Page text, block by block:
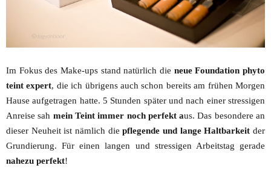
Im Fokus des Make-ups stand natürlich die neue Foundation phyto
teint expert, die ich übrigens auch schon bereits am frühen Morgen
Hause aufgetragen hatte. 5 Stunden später und nach einer stressigen
Anreise sah mein Teint immer noch perfekt aus. Das besondere an
dieser Neuheit ist nämlich die pflegende und lange Haltbarkeit der
Grundierung. Für einen langen und stressigen Arbeitstag gerade
nahezu perfekt!